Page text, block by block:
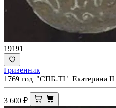
19191
Гривенник
1769 год. "СПБ-ТI". Екатерина II.
3 600 ₽